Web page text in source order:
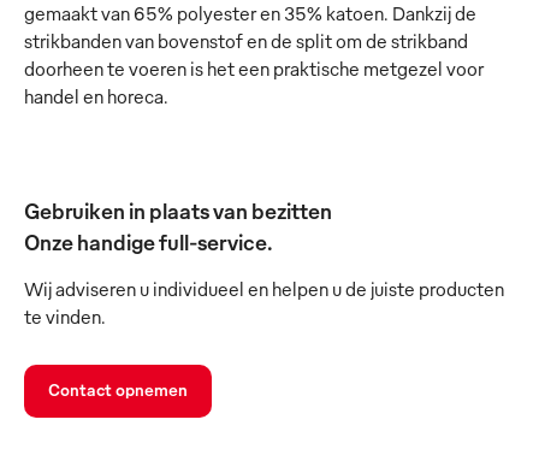
gemaakt van 65% polyester en 35% katoen. Dankzij de
strikbanden van bovenstof en de split om de strikband
doorheen te voeren is het een praktische metgezel voor
handel en horeca.
Gebruiken in plaats van bezitten
Onze handige full-service.
Wij adviseren u individueel en helpen u de juiste producten
te vinden.
Contact opnemen